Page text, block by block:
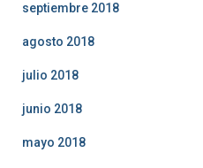
septiembre 2018
agosto 2018
julio 2018
junio 2018
mayo 2018